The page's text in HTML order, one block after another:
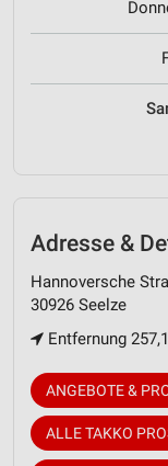
Adresse &
Hannoversche
30926 Seelze
Entfernung
ANGEBOTE &
ALLE TAKKO